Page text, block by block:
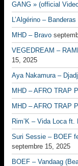
GANG » (official
L’Algérino –
MHD – Bravo
VEGEDREAM –
15, 2025
Aya Nakamura –
MHD – AFRO TRAP
MHD – AFRO TRAP
Rim’K – Vida Loca ft.
Suri Sessie – BOEF
septembre 15, 2025
BOEF – Vandaag